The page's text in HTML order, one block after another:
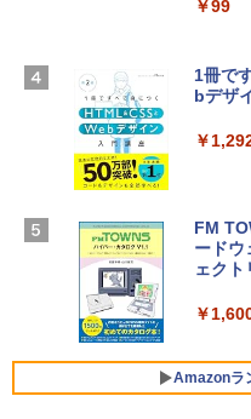
スプレ
D - シ
SSD
￥
Core
￥
定バー
ライン
ト):
￥99
1冊で
bデザ
￥
FM
ードウ
ェクト
￥
Amazonラ